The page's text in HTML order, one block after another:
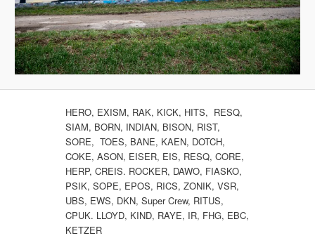
HERO, EXISM, RAK, KICK, HITS, RESQ,
SIAM, BORN, INDIAN, BISON, RIST,
SORE, TOES, BANE, KAEN, DOTCH,
COKE, ASON, EISER, EIS, RESQ, CORE,
HERP, CREIS. ROCKER, DAWO, FIASKO,
PSIK, SOPE, EPOS, RICS, ZONIK, VSR,
UBS, EWS, DKN, Super Crew, RITUS,
CPUK. LLOYD, KIND, RAYE, IR, FHG, EBC,
KETZER